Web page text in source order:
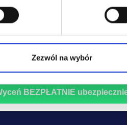
Zezwól na wybór
Twoich danych zostały opisane w